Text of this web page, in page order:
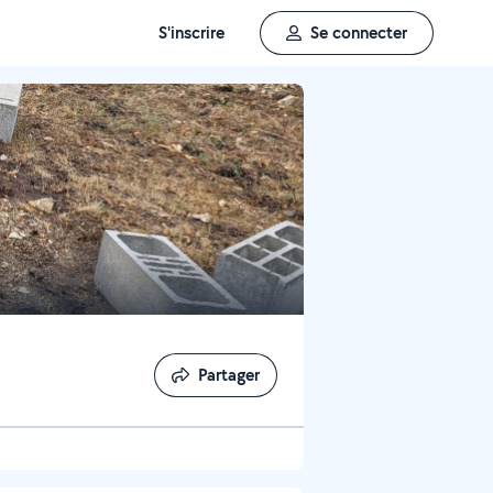
S'inscrire Se connecter
Partager
Partager